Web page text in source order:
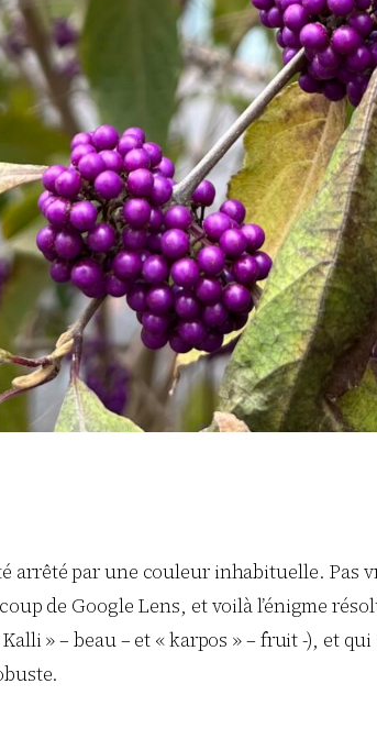
arrêté par une couleur inhabituelle.
de Google Lens, et voilà l’énigme
» – beau – et « karpos » – fruit -), et